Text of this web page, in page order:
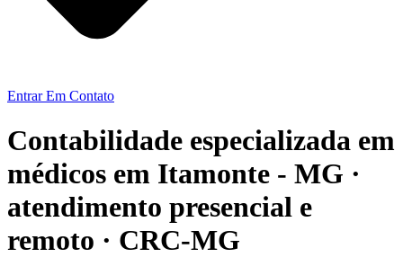
Entrar Em Contato
Contabilidade especializada em
médicos em Itamonte - MG ·
atendimento presencial e
remoto · CRC-MG